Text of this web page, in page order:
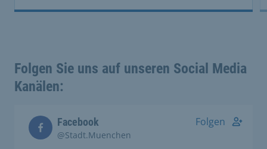
Folgen Sie uns auf unseren Social Media
Kanälen:
Facebook
@Stadt.Muenchen
Folgen